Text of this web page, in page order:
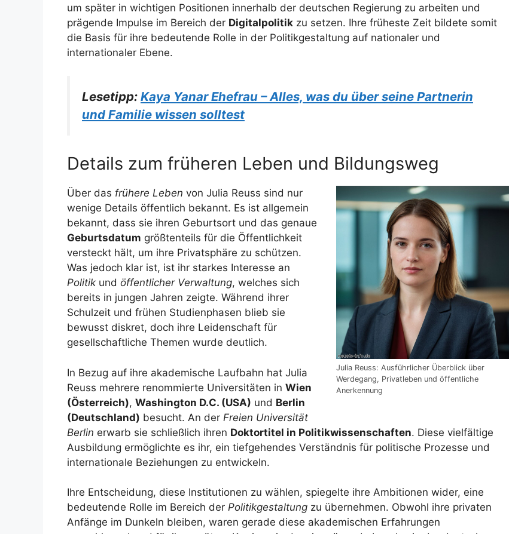
um später in wichtigen Positionen innerhalb der deutschen Regierung zu arbeiten und
prägende Impulse im Bereich der Digitalpolitik zu setzen. Ihre früheste Zeit bildete somit
die Basis für ihre bedeutende Rolle in der Politikgestaltung auf nationaler und
internationaler Ebene.
Lesetipp: Kaya Yanar Ehefrau – Alles, was du über seine Partnerin
und Familie wissen solltest
Details zum früheren Leben und Bildungsweg
Julia Reuss: Ausführlicher Überblick über
Werdegang, Privatleben und öffentliche
Anerkennung
Über das frühere Leben von Julia Reuss sind nur
wenige Details öffentlich bekannt. Es ist allgemein
bekannt, dass sie ihren Geburtsort und das genaue
Geburtsdatum größtenteils für die Öffentlichkeit
versteckt hält, um ihre Privatsphäre zu schützen.
Was jedoch klar ist, ist ihr starkes Interesse an
Politik und öffentlicher Verwaltung, welches sich
bereits in jungen Jahren zeigte. Während ihrer
Schulzeit und frühen Studienphasen blieb sie
bewusst diskret, doch ihre Leidenschaft für
gesellschaftliche Themen wurde deutlich.
In Bezug auf ihre akademische Laufbahn hat Julia
Reuss mehrere renommierte Universitäten in Wien
(Österreich), Washington D.C. (USA) und Berlin
(Deutschland) besucht. An der Freien Universität
Berlin erwarb sie schließlich ihren Doktortitel in Politikwissenschaften. Diese vielfältige
Ausbildung ermöglichte es ihr, ein tiefgehendes Verständnis für politische Prozesse und
internationale Beziehungen zu entwickeln.
Ihre Entscheidung, diese Institutionen zu wählen, spiegelte ihre Ambitionen wider, eine
bedeutende Rolle im Bereich der Politikgestaltung zu übernehmen. Obwohl ihre privaten
Anfänge im Dunkeln bleiben, waren gerade diese akademischen Erfahrungen